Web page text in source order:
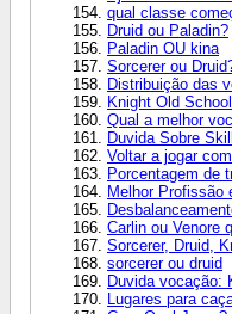
qual classe
Druid ou Paladin?
Paladin OU kina
Sorcerer ou
Distribuição das
Knight Old
Qual a melhor
Duvida Sobre Skill
Voltar a jogar
Porcentagem de
Melhor Profissão
Carlin ou Venore
Sorcerer, Druid,
sorcerer ou druid
Duvida vocação:
Lugares para